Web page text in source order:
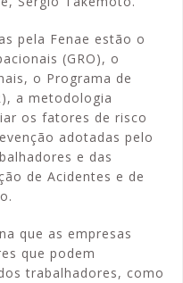
pela Fenae estão o
(GRO), o
o Programa de
a metodologia
os fatores de risco
adotadas pelo
e das
de Acidentes e de
que as empresas
que podem
trabalhadores, como